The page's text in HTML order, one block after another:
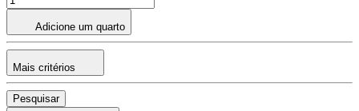
Adicione um quarto
Mais critérios
Pesquisar